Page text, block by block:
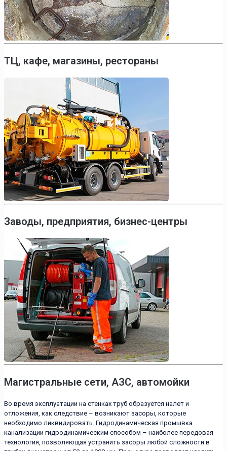
ТЦ, кафе, магазины, рестораны
Заводы, предприятия, бизнес-центры
Магистральные сети, АЗС, автомойки
Во время эксплуатации на стенках труб образуется налет и
отложения, как следствие – возникают засоры, которые
необходимо ликвидировать. Гидродинамическая промывка
канализации гидродинамическим способом – наиболее передовая
технология, позволяющая устранить засоры любой сложности в